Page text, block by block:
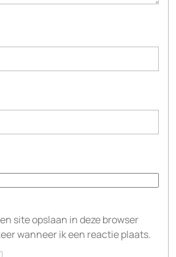
site opslaan in deze browser
wanneer ik een reactie plaats.